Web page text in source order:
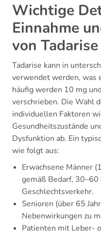
Wichtige
Einnahme
von Tadarise
Tadarise kann in
verwendet werden, was
häufig werden 10 mg
verschrieben. Die Wahl
individuellen Faktoren
Gesundheitszustände
Dysfunktion ab. Ein
wie folgt aus:
Erwachsene Männer
gemäß Bedarf,
Geschlechtsverkehr.
Senioren (über 65
Nebenwirkungen zu
Patienten mit Leber-